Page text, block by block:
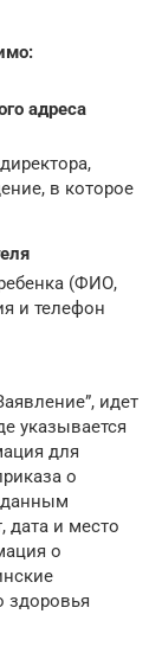
адреса
в которое
(ФИО,
и телефон
идет
указывается
для
о
данным
дата и место
о
здоровья